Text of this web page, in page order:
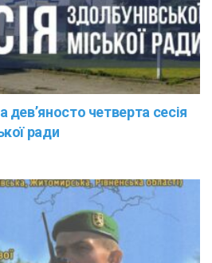
дев’яносто четверта сесія
ради